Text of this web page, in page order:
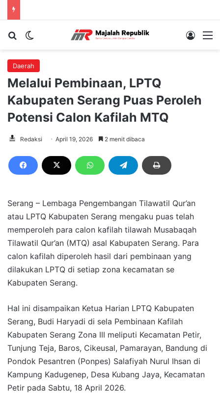
Cari berita...Switch skin Log In
Daerah
Melalui Pembinaan, LPTQ
Kabupaten Serang Puas Peroleh
Potensi Calon Kafilah MTQ
Redaksi April 19, 2026 2 menit dibaca
Serang – Lembaga Pengembangan Tilawatil Qur’an
atau LPTQ Kabupaten Serang mengaku puas telah
memperoleh para calon kafilah tilawah Musabaqah
Tilawatil Qur’an (MTQ) asal Kabupaten Serang. Para
calon kafilah diperoleh hasil dari pembinaan yang
dilakukan LPTQ di setiap zona kecamatan se
Kabupaten Serang.
Hal ini disampaikan Ketua Harian LPTQ Kabupaten
Serang, Budi Haryadi di sela Pembinaan Kafilah
Kabupaten Serang Zona III meliputi Kecamatan Petir,
Tunjung Teja, Baros, Cikeusal, Pamarayan, Bandung di
Pondok Pesantren (Ponpes) Salafiyah Nurul Ihsan di
Kampung Kadugenep, Desa Kubang Jaya, Kecamatan
Petir pada Sabtu, 18 April 2026.